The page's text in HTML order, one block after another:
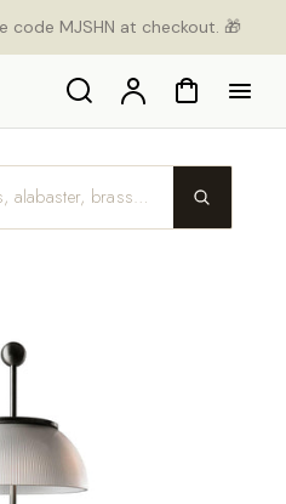
code MJSHN at checkout. 🎁
Search AccountCart